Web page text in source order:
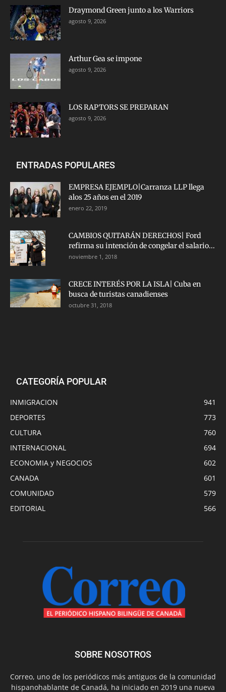
Draymond Green junto a los Warriors
agosto 9, 2026
Arthur Gea se impone
agosto 9, 2026
LOS RAPTORS SE PREPARAN
agosto 9, 2026
ENTRADAS POPULARES
EMPRESA EJEMPLO|Carranza LLP llega
alos 25 años en el 2019
enero 22, 2019
CAMBIOS QUITARÁN DERECHOS| Ford
refirma su intención de congelar el salario...
noviembre 1, 2018
CRECE INTERÉS POR LA ISLA| Cuba en
busca de turistas canadienses
octubre 31, 2018
CATEGORÍA POPULAR
INMIGRACION
941
DEPORTES
773
CULTURA
760
INTERNACIONAL
694
ECONOMIA y NEGOCIOS
602
CANADA
601
COMUNIDAD
579
EDITORIAL
566
SOBRE NOSOTROS
Correo, uno de los periódicos más antiguos de la comunidad
hispanohablante de Canadá, ha iniciado en 2019 una nueva